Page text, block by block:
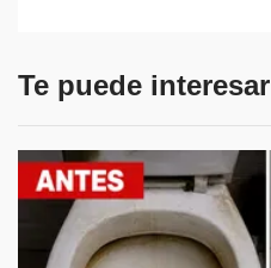
Te puede interesar